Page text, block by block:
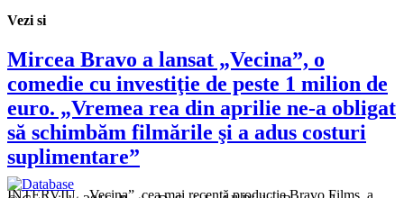
Vezi si
Mircea Bravo a lansat „Vecina”, o
comedie cu investiţie de peste 1 milion de
euro. „Vremea rea din aprilie ne-a obligat
să schimbăm filmările şi a adus costuri
suplimentare”
INTERVIU. „Vecina”, cea mai recentă producţie Bravo Films, a